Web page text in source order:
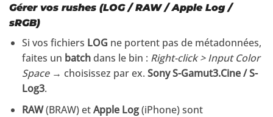
Gérer vos rushes (LOG / RAW / Apple Log /
sRGB)
Si vos fichiers LOG ne portent pas de métadonnées,
faites un batchdans le bin : Right-click > Input Color
Space→ choisissez par ex. Sony S-Gamut3.Cine / S-
Log3.
RAW(BRAW) etApple Log(iPhone) sont